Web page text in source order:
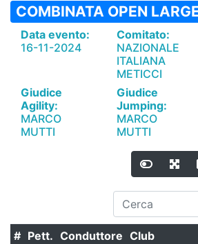
COMBINATA OPEN
Data evento:
16-11-2024
Comitato:
NAZIONALE
ITALIANA
METICCI
Giudice
Agility:
MARCO
MUTTI
Giudice
Jumping:
MARCO
MUTTI
# Pett. Conduttore Club